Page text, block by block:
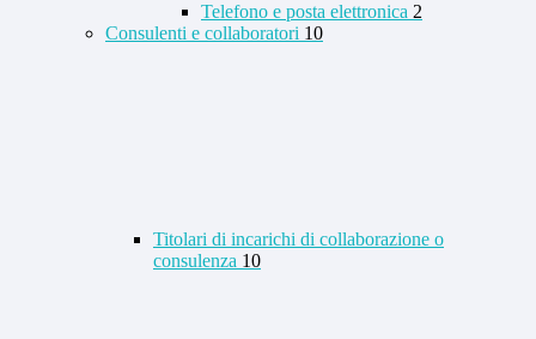
Telefono e posta elettronica 2
Consulenti e collaboratori 10
Titolari di incarichi di collaborazione o
consulenza 10